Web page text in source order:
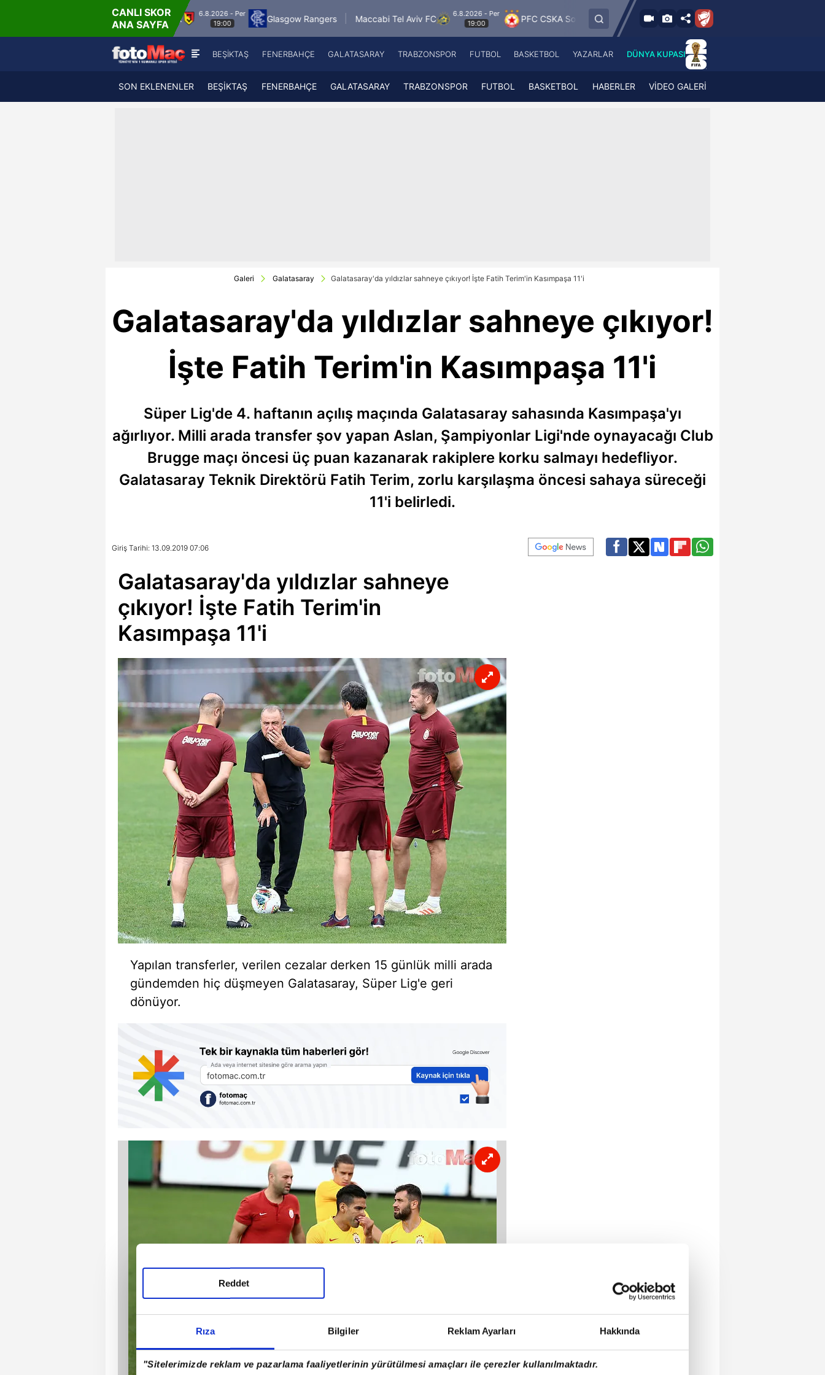
Rıza Bilgiler Reklam Ayarları Hakkında
"Sitelerimizde reklam ve pazarlama faaliyetlerinin yürütülmesi amaçları ile çerezler kullanılmaktadır.
Reddet
CANLI SKOR
ANA SAYFA
Jagiellonia Bialystok
6.8.2026 - Per
19:00
Glasgow Rangers Maccabi Tel Aviv FC
6.8.2026 - Per
19:00
PFC CSKA Sofia FK Jablonec
6.8.2026 - Per
19:00
FC RFS
Fenerbahçe
Galatasaray
A Spor
ATV
A Haber Radyo
A Spor Radyo
A News Radio
BEŞİKTAŞ FENERBAHÇE GALATASARAY TRABZONSPOR FUTBOL BASKETBOL YAZARLAR DÜNYA KUPASI
SON EKLENENLER BEŞİKTAŞ FENERBAHÇE GALATASARAY TRABZONSPOR FUTBOL BASKETBOL HABERLER VİDEO GALERİ
Galeri Galatasaray Galatasaray'da yıldızlar sahneye çıkıyor! İşte Fatih Terim'in Kasımpaşa 11'i
Galatasaray'da yıldızlar sahneye çıkıyor!
İşte Fatih Terim'in Kasımpaşa 11'i
Süper Lig'de 4. haftanın açılış maçında Galatasaray sahasında Kasımpaşa'yı
ağırlıyor. Milli arada transfer şov yapan Aslan, Şampiyonlar Ligi'nde oynayacağı Club
Brugge maçı öncesi üç puan kazanarak rakiplere korku salmayı hedefliyor.
Galatasaray Teknik Direktörü Fatih Terim, zorlu karşılaşma öncesi sahaya süreceği
11'i belirledi.
Giriş Tarihi: 13.09.2019 07:06
Galatasaray'da yıldızlar sahneye
çıkıyor! İşte Fatih Terim'in
Kasımpaşa 11'i
Yapılan transferler, verilen cezalar derken 15 günlük milli arada
gündemden hiç düşmeyen Galatasaray, Süper Lig'e geri
dönüyor.